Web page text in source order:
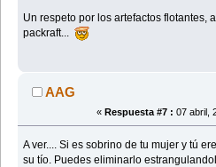
Un respeto por los artefactos flotantes,
packraft...
AAG
« Respuesta #7 : 07 abril,
A ver.... Si es sobrino de tu mujer y tú
su tío. Puedes eliminarlo